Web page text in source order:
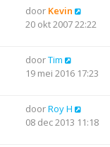
door Kevin
20 okt 2007 22:22
doorTim
19 mei 2016 17:23
doorRoy H
08 dec 2013 11:18